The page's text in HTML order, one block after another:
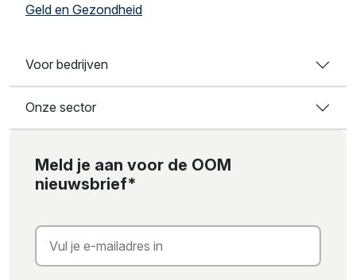
Geld en Gezondheid
Voor bedrijven
Onze sector
Meld je aan voor de OOM
nieuwsbrief*